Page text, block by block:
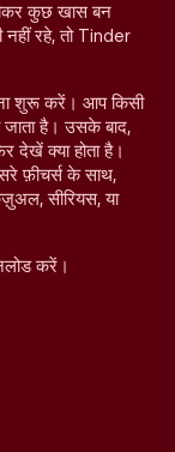
कुछ खास बन
रहे, तो Tinder
शुरू करें। आप किसी
है। उसके बाद,
क्या होता है।
फ़ीचर्स के साथ,
सीरियस, या
करें।